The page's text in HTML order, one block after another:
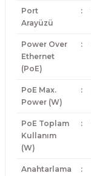
Port
Arayüzü
:
Power Over
Ethernet
(PoE)
:
PoE Max.
Power (W)
:
PoE Toplam
Kullanım
(W)
:
Anahtarlama
: